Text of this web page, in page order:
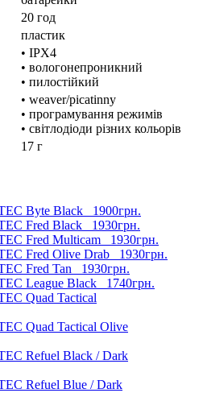
20 год
пластик
• IPX4
• вологонепроникний
• пилостійкий
• weaver/picatinny
• програмування режимів
• світлодіоди різних кольорів
17 г
Byte Black 1900грн.
Fred Black 1930грн.
Fred Multicam 1930грн.
Fred Olive Drab 1930грн.
Fred Tan 1930грн.
League Black 1740грн.
Quad Tactical
Quad Tactical Olive
Refuel Black / Dark
Refuel Blue / Dark